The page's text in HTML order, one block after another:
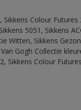
Colour Futures
5051, Sikkens
Witten, Sikkens
Gogh Collectie
Sikkens Colour